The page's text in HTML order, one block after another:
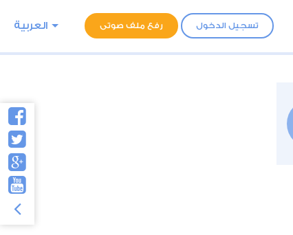
تسجيل الدخول رفع ملف صوتى العربية